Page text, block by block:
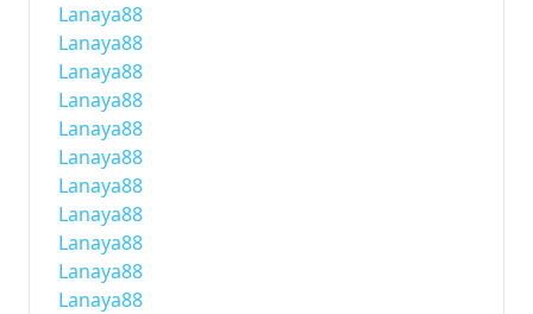
Lanaya88
Lanaya88
Lanaya88
Lanaya88
Lanaya88
Lanaya88
Lanaya88
Lanaya88
Lanaya88
Lanaya88
Lanaya88